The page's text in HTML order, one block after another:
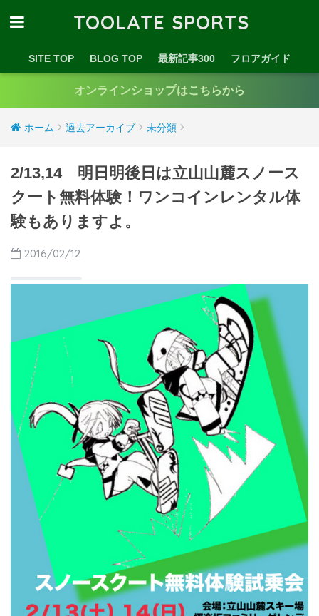
TOOLATE SPORTS
SITE TOP BLOG TOP 最新記事300 フロアガイド
オンラインショップはこちらから
ホーム 過去アーカイブ 未分類
2/13,14 明日明後日は立山山麓スノース
クート無料体験！ワンコインレンタル体
験もありますよ。
2016/02/12